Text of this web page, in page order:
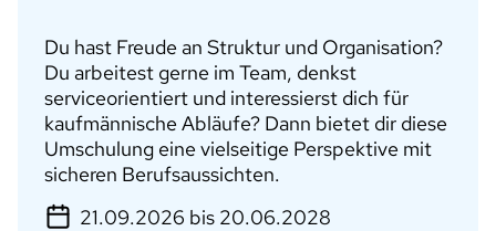
Du hast Freude an Struktur und Organisation?
Du arbeitest gerne im Team, denkst
serviceorientiert und interessierst dich für
kaufmännische Abläufe? Dann bietet dir diese
Umschulung eine vielseitige Perspektive mit
sicheren Berufsaussichten.
21.09.2026 bis 20.06.2028